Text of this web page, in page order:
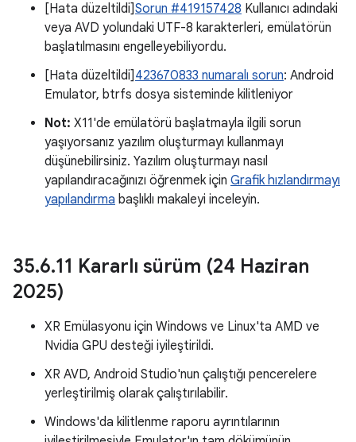
[Hata düzeltildi]Sorun #419157428 Kullanıcı adındaki
veya AVD yolundaki UTF-8 karakterleri, emülatörün
başlatılmasını engelleyebiliyordu.
[Hata düzeltildi] 423670833 numaralı sorun: Android
Emulator, btrfs dosya sisteminde kilitleniyor
Not: X11'de emülatörü başlatmayla ilgili sorun
yaşıyorsanız yazılım oluşturmayı kullanmayı
düşünebilirsiniz. Yazılım oluşturmayı nasıl
yapılandıracağınızı öğrenmek için Grafik hızlandırmayı
yapılandırma başlıklı makaleyi inceleyin.
35.6.11 Kararlı sürüm (24 Haziran
2025)
XR Emülasyonu için Windows ve Linux'ta AMD ve
Nvidia GPU desteği iyileştirildi.
XR AVD, Android Studio'nun çalıştığı pencerelere
yerleştirilmiş olarak çalıştırılabilir.
Windows'da kilitlenme raporu ayrıntılarının